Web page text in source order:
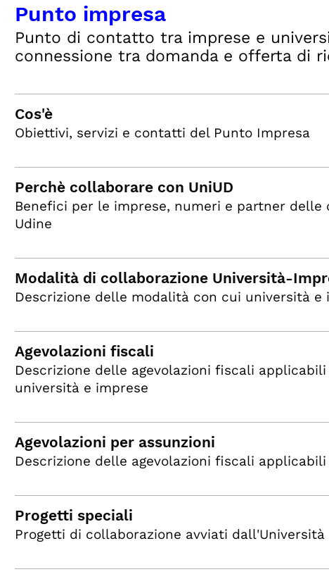
Punto impresa
Punto di contatto tra imprese e
connessione tra domanda e offerta di
Cos'è
Obiettivi, servizi e contatti del Punto Impresa
Perchè collaborare con UniUD
Benefici per le imprese, numeri e partner
Udine
Modalità di collaborazione Università-
Descrizione delle modalità con cui università e
Agevolazioni fiscali
Descrizione delle agevolazioni fiscali
università e imprese
Agevolazioni per assunzioni
Descrizione delle agevolazioni fiscali
Progetti speciali
Progetti di collaborazione avviati dall'Università